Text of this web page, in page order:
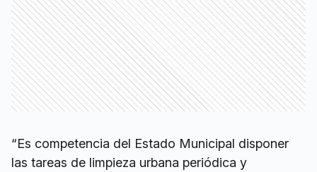
“Es competencia del Estado Municipal disponer
las tareas de limpieza urbana periódica y